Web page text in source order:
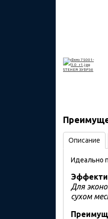
Описание
Идеально
Для
сухом